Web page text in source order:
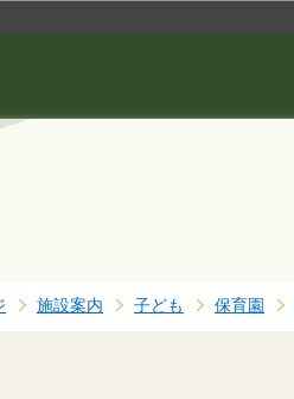
施設案内 子ども 保育園